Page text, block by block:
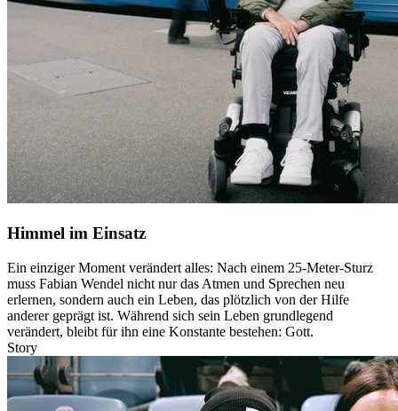
Himmel im Einsatz
Ein einziger Moment verändert alles: Nach einem 25-Meter-Sturz
muss Fabian Wendel nicht nur das Atmen und Sprechen neu
erlernen, sondern auch ein Leben, das plötzlich von der Hilfe
anderer geprägt ist. Während sich sein Leben grundlegend
verändert, bleibt für ihn eine Konstante bestehen: Gott.
Story